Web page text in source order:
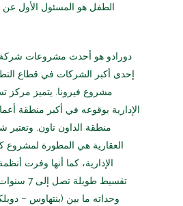
الطفل هو المسئول الأول عن
دورادو هو أحدث مشروعات شركة
إحدى أكبر الشركات في قطاع
مشروع فيرونا. يتميز مركز
الإدارية بوقوعه في أكبر منطقة
منطقة الداون تاون.
العقارية هي المطورة لمشروع
الإدارية، كما أنها وفرت
تقسيط
وحداته ما بين (بنتهاوس –